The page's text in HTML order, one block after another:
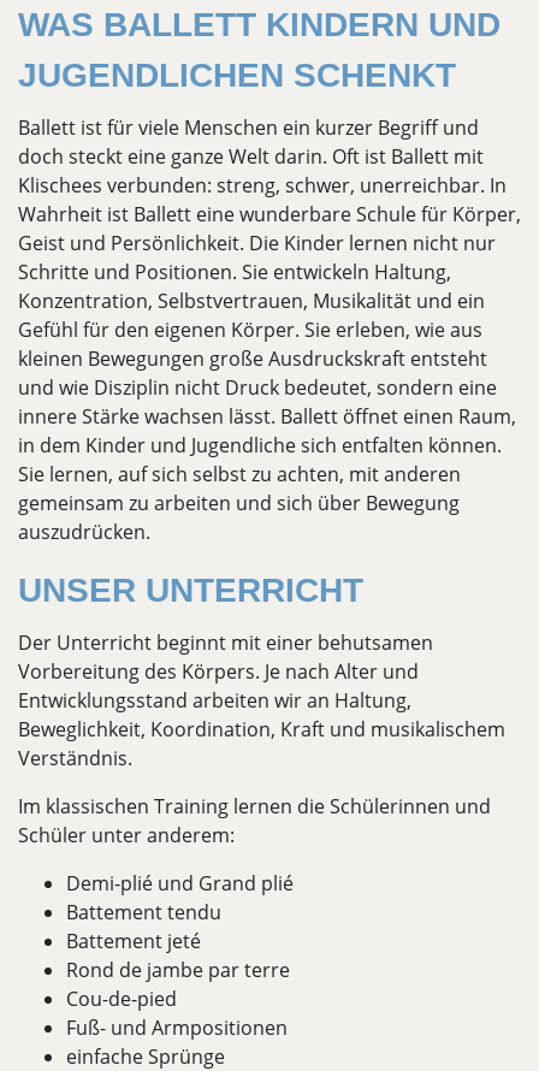
WAS BALLETT KINDERN UND
JUGENDLICHEN SCHENKT
Ballett ist für viele Menschen ein kurzer Begriff und
doch steckt eine ganze Welt darin. Oft ist Ballett mit
Klischees verbunden: streng, schwer, unerreichbar. In
Wahrheit ist Ballett eine wunderbare Schule für Körper,
Geist und Persönlichkeit. Die Kinder lernen nicht nur
Schritte und Positionen. Sie entwickeln Haltung,
Konzentration, Selbstvertrauen, Musikalität und ein
Gefühl für den eigenen Körper. Sie erleben, wie aus
kleinen Bewegungen große Ausdruckskraft entsteht
und wie Disziplin nicht Druck bedeutet, sondern eine
innere Stärke wachsen lässt. Ballett öffnet einen Raum,
in dem Kinder und Jugendliche sich entfalten können.
Sie lernen, auf sich selbst zu achten, mit anderen
gemeinsam zu arbeiten und sich über Bewegung
auszudrücken.
UNSER UNTERRICHT
Der Unterricht beginnt mit einer behutsamen
Vorbereitung des Körpers. Je nach Alter und
Entwicklungsstand arbeiten wir an Haltung,
Beweglichkeit, Koordination, Kraft und musikalischem
Verständnis.
Im klassischen Training lernen die Schülerinnen und
Schüler unter anderem:
Demi-plié und Grand plié
Battement tendu
Battement jeté
Rond de jambe par terre
Cou-de-pied
Fuß- und Armpositionen
einfache Sprünge